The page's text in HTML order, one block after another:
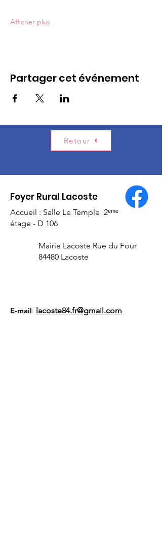
Afficher plus
Partager cet événement
Retour
Foyer Rural Lacoste
Accueil : Salle Le Temple 2ᵉᵐᵉ
étage - D 106
Mairie Lacoste Rue du Four
84480 Lacoste
E-mail: lacoste84.fr@gmail.com